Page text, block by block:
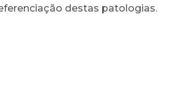
destas patologias.